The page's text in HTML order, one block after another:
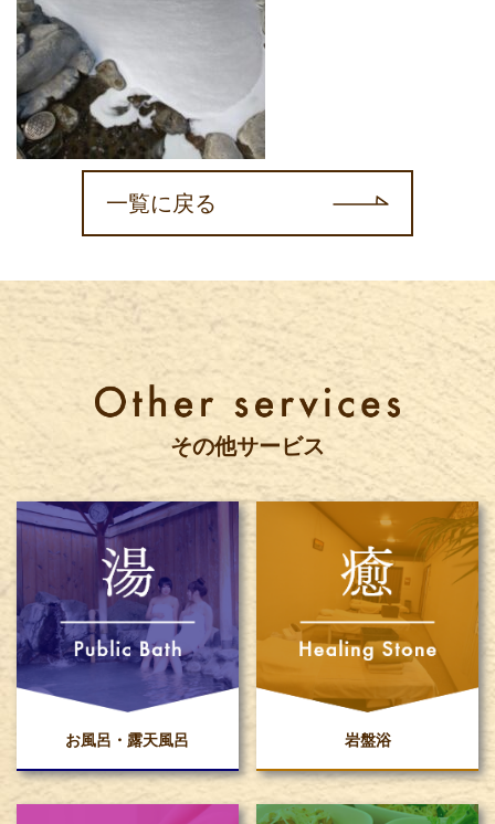
一覧に戻る
その他サービス
お風呂・露天風呂 岩盤浴